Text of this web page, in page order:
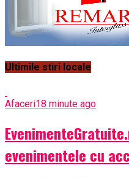
Ultimile stiri locale
Afaceri18 minute ago
evenimentele cu